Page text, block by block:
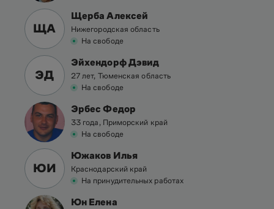
ЩА
Щерба Алексей
Нижегородская область
На свободе
ЭД
Эйхендорф Дэвид
27 лет, Тюменская область
На свободе
Эрбес Федор
33 года, Приморский край
На свободе
ЮИ
Южаков Илья
Краснодарский край
На принудительных работах
Юн Елена